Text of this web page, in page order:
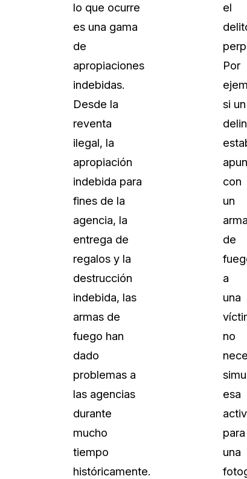
lo que ocurre
es una gama
de
apropiaciones
indebidas.
Desde la
reventa
ilegal, la
apropiación
indebida para
fines de la
agencia, la
entrega de
regalos y la
destrucción
indebida, las
armas de
fuego han
dado
problemas a
las agencias
durante
mucho
tiempo
históricamente.
el
Por
si un
con
un
de
a
una
no
esa
para
una